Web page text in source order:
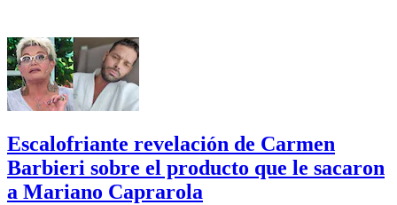
Escalofriante revelación de Carmen
Barbieri sobre el producto que le sacaron
a Mariano Caprarola